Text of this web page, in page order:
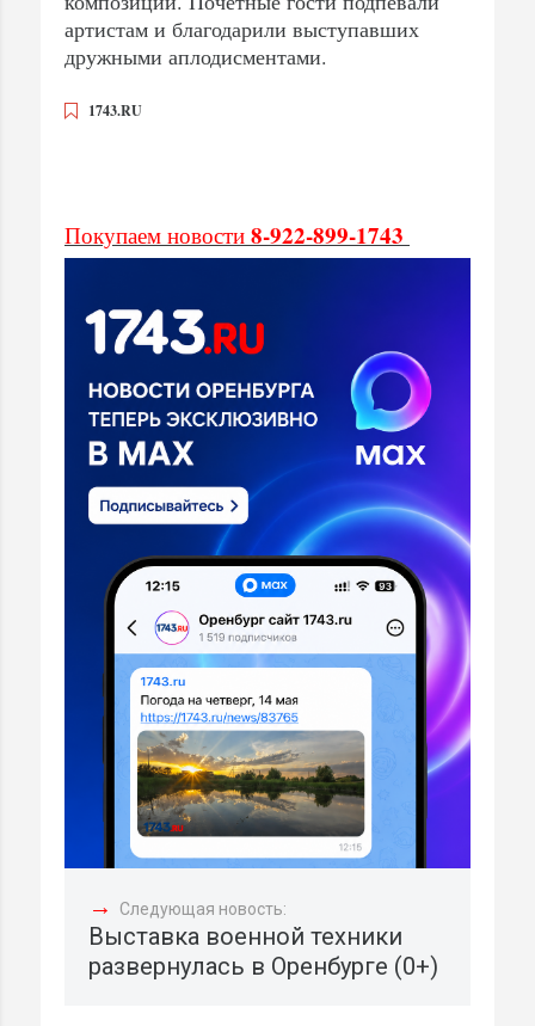
артистам и благодарили выступавших
дружными аплодисментами.
1743.RU
Покупаем новости 8-922-899-1743
→ Следующая новость:
Выставка военной техники
развернулась в Оренбурге (0+)